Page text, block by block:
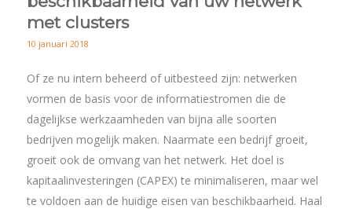
met clusters
10 januari 2018
Of ze nu intern beheerd of uitbesteed zijn: netwerken
vormen de basis voor de informatiestromen die de
dagelijkse werkzaamheden van bijna alle soorten
bedrijven mogelijk maken. Naarmate een bedrijf groeit,
groeit ook de omvang van het netwerk. Het doel is
kapitaalinvesteringen (CAPEX) te minimaliseren, maar wel
te voldoen aan de huidige eisen van beschikbaarheid. Haal